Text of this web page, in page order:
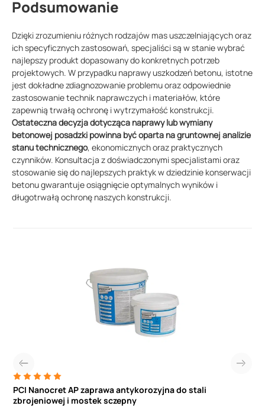
Podsumowanie
Dzięki zrozumieniu różnych rodzajów mas uszczelniających oraz
ich specyficznych zastosowań, specjaliści są w stanie wybrać
najlepszy produkt dopasowany do konkretnych potrzeb
projektowych. W przypadku naprawy uszkodzeń betonu, istotne
jest dokładne zdiagnozowanie problemu oraz odpowiednie
zastosowanie technik naprawczych i materiałów, które
zapewnią trwałą ochronę i wytrzymałość konstrukcji.
Ostateczna decyzja dotycząca naprawy lub wymiany
betonowej posadzki powinna być oparta na gruntownej analizie
stanu technicznego, ekonomicznych oraz praktycznych
czynników. Konsultacja z doświadczonymi specjalistami oraz
stosowanie się do najlepszych praktyk w dziedzinie konserwacji
betonu gwarantuje osiągnięcie optymalnych wyników i
długotrwałą ochronę naszych konstrukcji.
PCI Nanocret AP zaprawa antykorozyjna do stali
zbrojeniowej i mostek sczepny